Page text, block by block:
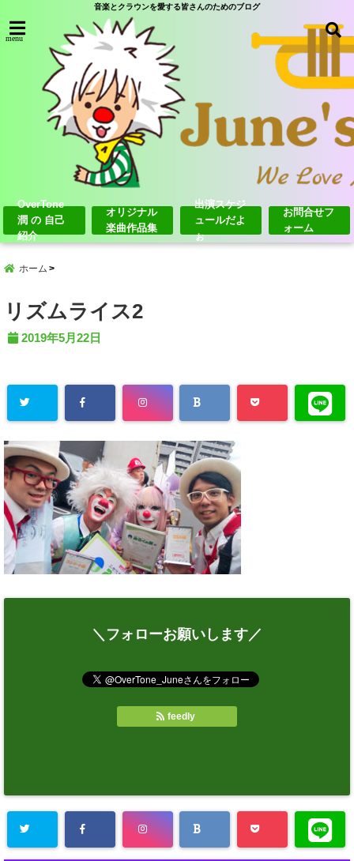
音楽とクラウンを愛する皆さんのためのブログ
menu
OverTone
潤 の 自己
紹介
オリジナル
楽曲作品集
出演スケジ
ュールだよ
ぉ
お問合せフ
ォーム
ホーム
リズムライス2
2019年5月22日
＼フォローお願いします／
feedly